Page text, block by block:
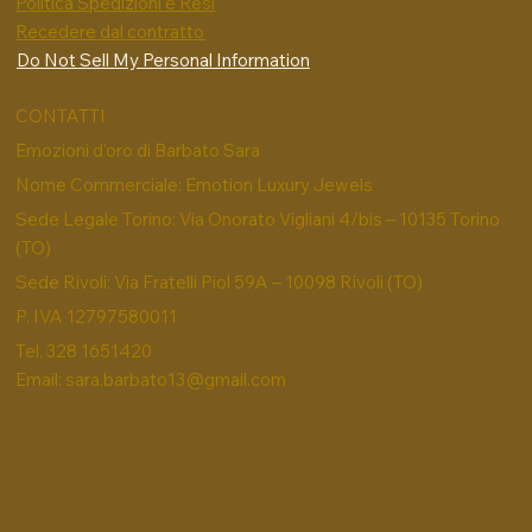
Recedere dal contratto
Do Not Sell My Personal Information
CONTATTI
Emozioni d'oro di Barbato Sara
Nome Commerciale: Emotion Luxury Jewels
Sede Legale Torino: Via Onorato Vigliani 4/bis – 10135 Torino
(TO)
Sede Rivoli: Via Fratelli Piol 59A – 10098 Rivoli (TO)
P. IVA 12797580011
Tel. 328 1651420
Email: sara.barbato13@gmail.com